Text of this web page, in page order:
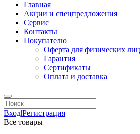
Главная
Акции и спецпредложения
Сервис
Контакты
Покупателю
Оферта для физических лиц
Гарантия
Сертификаты
Оплата и доставка
Вход|Регистрация
Все товары